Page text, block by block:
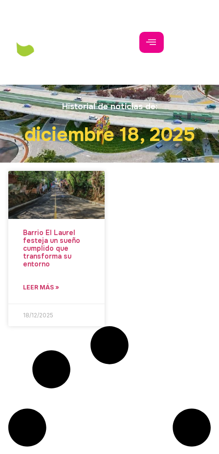
Historial de noticias de:
diciembre 18, 2025
Barrio El Laurel
festeja un sueño
cumplido que
transforma su
entorno
LEER MÁS »
18/12/2025